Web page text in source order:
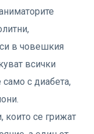
в човешкия
всички
с диабета,
които се грижат